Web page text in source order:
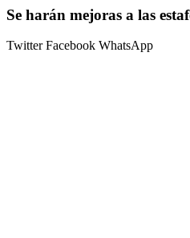
Se harán mejoras a las
TwitterFacebook WhatsApp